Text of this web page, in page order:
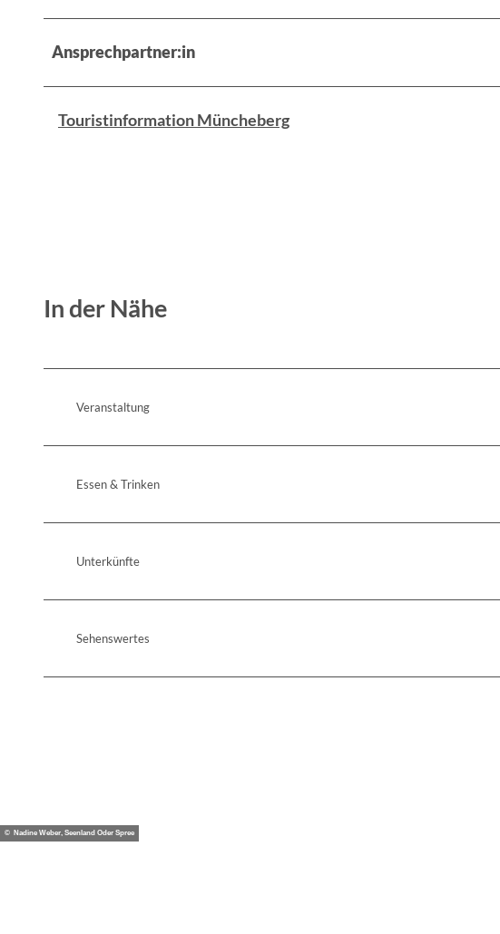
Ansprechpartner:in
Touristinformation Müncheberg
In der Nähe
Veranstaltung
Essen & Trinken
Unterkünfte
Sehenswertes
© Nadine Weber, Seenland Oder Spree